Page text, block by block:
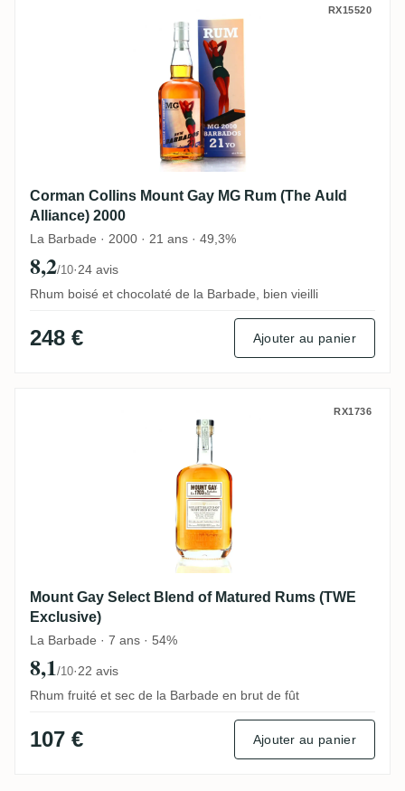
Corman Collins Mount Gay MG Rum
RX15520
Corman Collins Mount Gay MG Rum (The Auld
Alliance) 2000
La Barbade · 2000 · 21 ans · 49,3%
8,2/10·24 avis
Rhum boisé et chocolaté de la Barbade, bien vieilli
248 € Ajouter au panier
Mount Gay Select Blend of MaturedRX1736
Mount Gay Select Blend of Matured Rums (TWE
Exclusive)
La Barbade · 7 ans · 54%
8,1/10·22 avis
Rhum fruité et sec de la Barbade en brut de fût
107 € Ajouter au panier